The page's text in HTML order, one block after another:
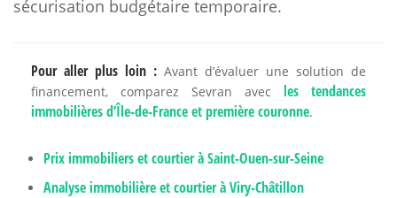
sécurisation budgétaire temporaire.
Pour aller plus loin : Avant d’évaluer une solution de
financement, comparez Sevran avec les tendances
immobilières d’Île-de-France et première couronne.
Prix immobiliers et courtier à Saint-Ouen-sur-Seine
Analyse immobilière et courtier à Viry-Châtillon